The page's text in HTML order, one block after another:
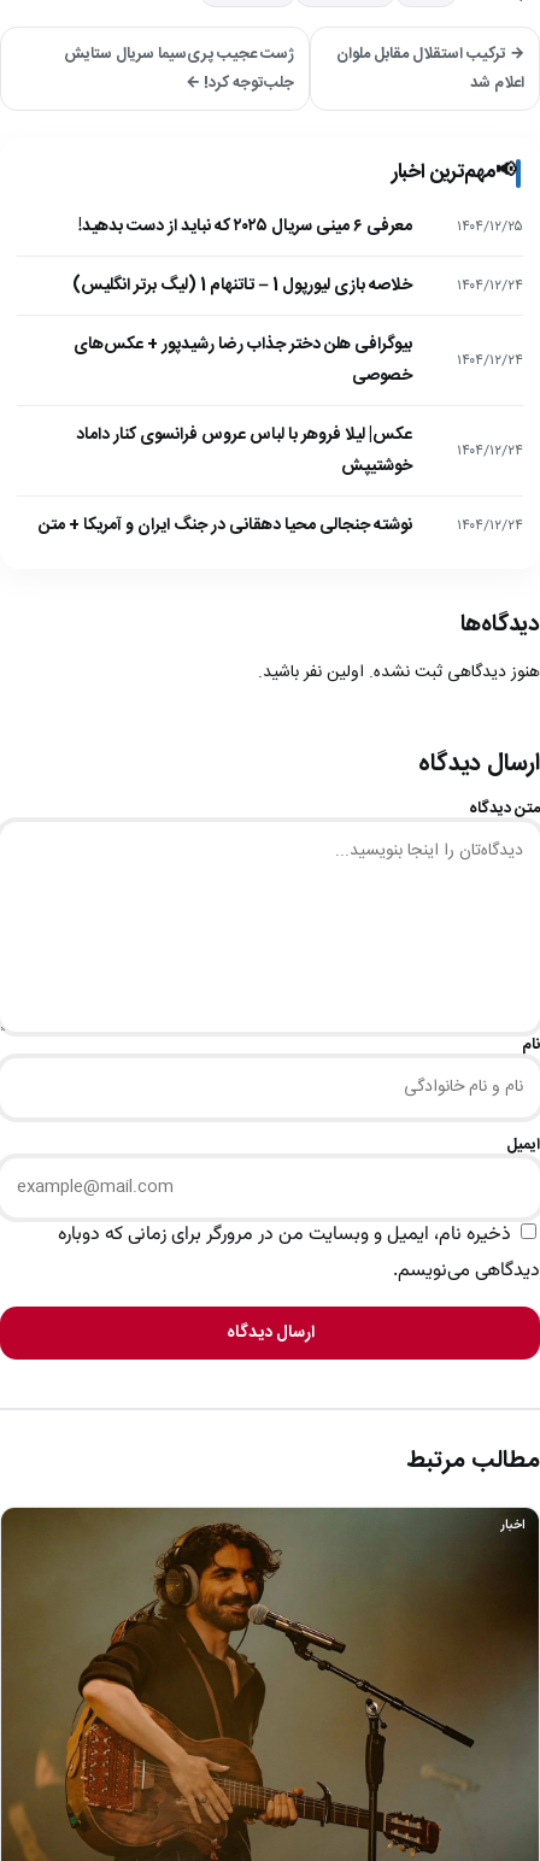
→ ترکیب استقلال مقابل ملوان
اعلام شد
ژست عجیب پری‌سیما سریال ستایش
جلب‌توجه کرد! ←
📢مهم‌ترین اخبار
۱۴۰۴/۱۲/۲۵ معرفی ۶ مینی سریال ۲۰۲۵ که نباید از دست بدهید!
۱۴۰۴/۱۲/۲۴ خلاصه بازی لیورپول 1 – تاتنهام 1 (لیگ برتر انگلیس)
۱۴۰۴/۱۲/۲۴
بیوگرافی هلن دختر جذاب رضا رشیدپور + عکس‌های
خصوصی
۱۴۰۴/۱۲/۲۴
عکس| لیلا فروهر با لباس عروس فرانسوی کنار داماد
خوشتیپش
۱۴۰۴/۱۲/۲۴ نوشته جنجالی محیا دهقانی در جنگ ایران و آمریکا + متن
دیدگاه‌ها
هنوز دیدگاهی ثبت نشده. اولین نفر باشید.
ارسال دیدگاه
متن دیدگاه
نام
ایمیل
ذخیره نام، ایمیل و وبسایت من در مرورگر برای زمانی که دوباره
دیدگاهی می‌نویسم.
ارسال دیدگاه
مطالب مرتبط
اخبار